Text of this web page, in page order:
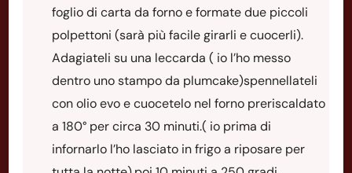
foglio di carta da forno e formate due piccoli
polpettoni (sarà più facile girarli e cuocerli).
Adagiateli su una leccarda ( io l’ho messo
dentro uno stampo da plumcake)spennellateli
con olio evo e cuocetelo nel forno preriscaldato
a 180° per circa 30 minuti.( io prima di
infornarlo l’ho lasciato in frigo a riposare per